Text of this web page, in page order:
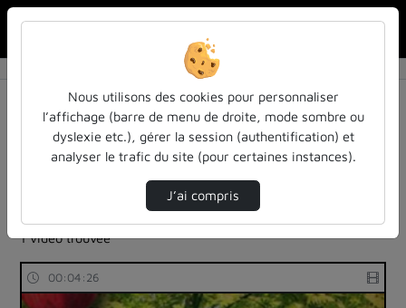
Résultats de la recherche
Filtres actifs (cliquer pour en retirer) :
cours-formations
questions-cles-de-philosophie-des-sciences
la-philo-en-petits-morceaux
1 vidéo trouvée
00:04:26
Nous utilisons des cookies pour personnaliser
l’affichage (barre de menu de droite, mode sombre ou
dyslexie etc.), gérer la session (authentification) et
analyser le trafic du site (pour certaines instances).
J’ai compris